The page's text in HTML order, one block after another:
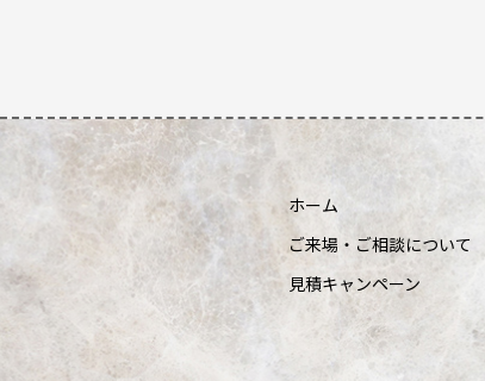
ホーム
ご来場・ご相談について
見積キャンペーン